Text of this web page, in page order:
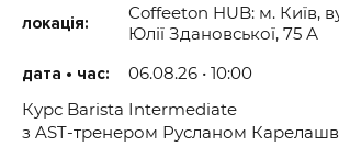
локація:
Coffeeton HUB: м. Київ,
Юлії Здановської, 75 А
дата • час:
06.08.26 • 10:00
Курс Barista Intermediate
з AST-тренером Русланом